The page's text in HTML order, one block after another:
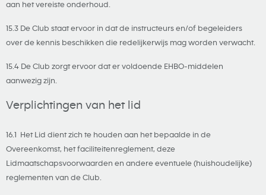
aan het vereiste onderhoud.
15.3 De Club staat ervoor in dat de instructeurs en/of begeleiders
over de kennis beschikken die redelijkerwijs mag worden verwacht.
15.4 De Club zorgt ervoor dat er voldoende EHBO-middelen
aanwezig zijn.
Verplichtingen van het lid
16.1 Het Lid dient zich te houden aan het bepaalde in de
Overeenkomst, het faciliteitenreglement, deze
Lidmaatschapsvoorwaarden en andere eventuele (huishoudelijke)
reglementen van de Club.